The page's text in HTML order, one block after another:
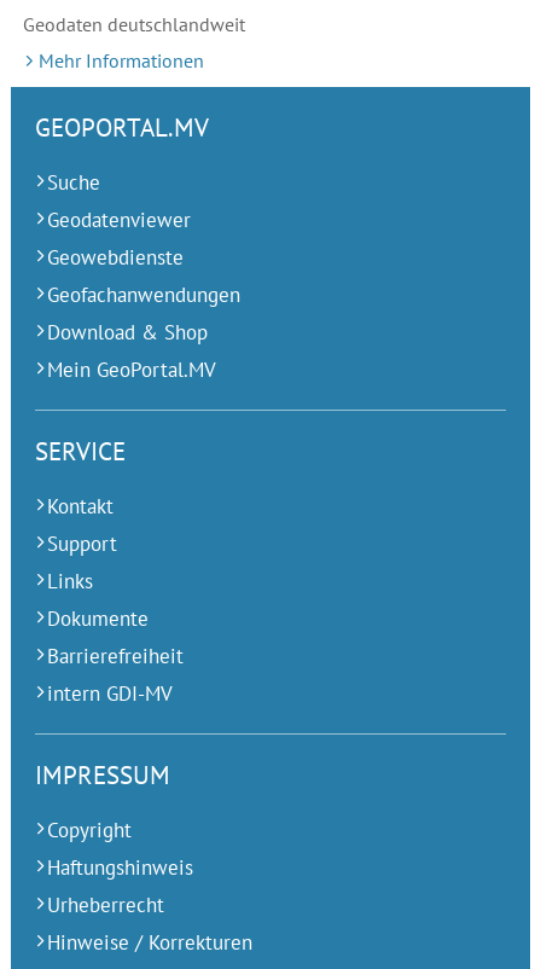
Geodaten deutschlandweit
Mehr Informationen
GEOPORTAL.MV
Suche
Geodatenviewer
Geowebdienste
Geofachanwendungen
Download & Shop
Mein GeoPortal.MV
SERVICE
Kontakt
Support
Links
Dokumente
Barrierefreiheit
intern GDI-MV
IMPRESSUM
Copyright
Haftungshinweis
Urheberrecht
Hinweise / Korrekturen